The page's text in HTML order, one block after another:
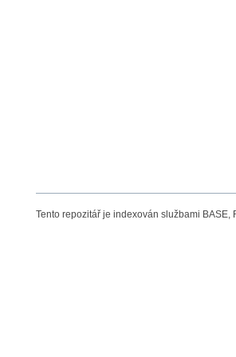
Tento repozitář je indexován službami BASE,